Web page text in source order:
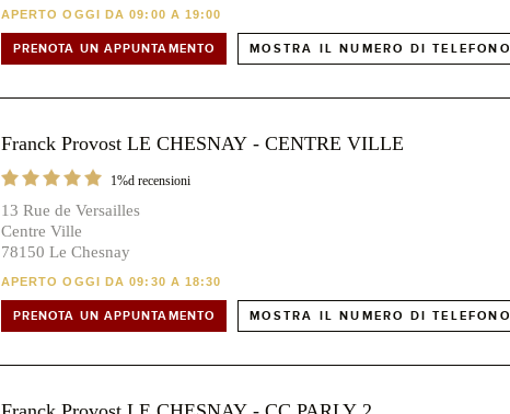
APERTO OGGI DA 09:00 A 19:00
PRENOTA UN APPUNTAMENTO MOSTRA IL NUMERO DI TELEFONO
Franck Provost LE CHESNAY - CENTRE VILLE
1%d recensioni
13 Rue de Versailles
Centre Ville
78150 Le Chesnay
APERTO OGGI DA 09:30 A 18:30
PRENOTA UN APPUNTAMENTO MOSTRA IL NUMERO DI TELEFONO